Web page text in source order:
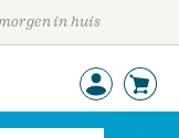
in huis